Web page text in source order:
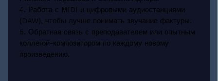
4. Работа с MIDI и цифровыми аудиостанциями
(DAW), чтобы лучше понимать звучание фактуры.
5. Обратная связь с преподавателем или опытным
коллегой-композитором по каждому новому
произведению.